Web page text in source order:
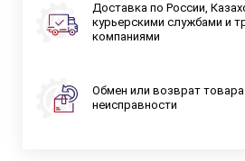
Доставка по России,
курьерскими службами и
компаниями
Обмен или возврат
неисправности